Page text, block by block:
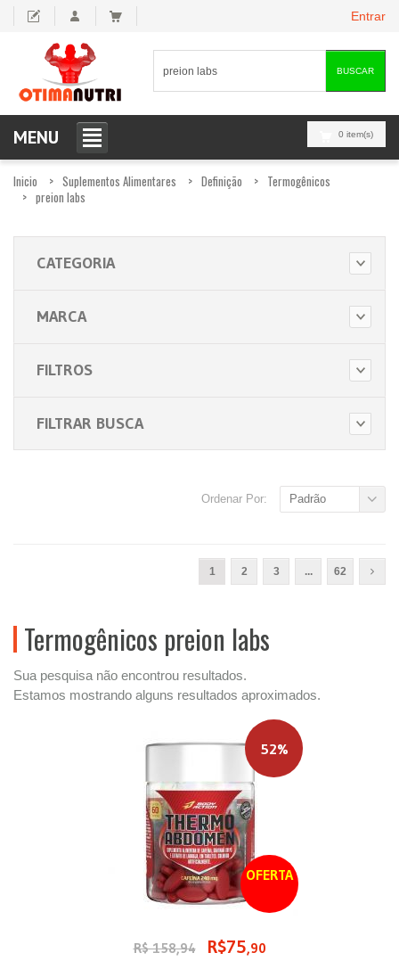
Entrar
BUSCAR
0 item(s)
MENU
Inicio Suplementos Alimentares Definição
Termogênicos
preion labs
CATEGORIA
MARCA
FILTROS
FILTRAR BUSCA
Ordenar Por: Padrão
1 2 3 ... 62
Termogênicos preion labs
Sua pesquisa não encontrou resultados.
Estamos mostrando alguns resultados aproximados.
OFERTA
52%
R$ 158,94 R$75,90